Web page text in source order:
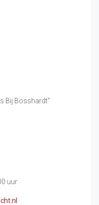
Bij Bosshardt”
uur